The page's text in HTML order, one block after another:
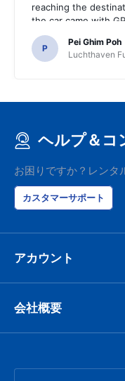
reaching the
the car came with
been terrible if we
a GPS as it was
Japanese roads.
P
Pei Ghim Poh
Luchthaven
ヘルプ＆コ
お困りですか？レンタ
カスタマーサポート
アカウント
会社概要